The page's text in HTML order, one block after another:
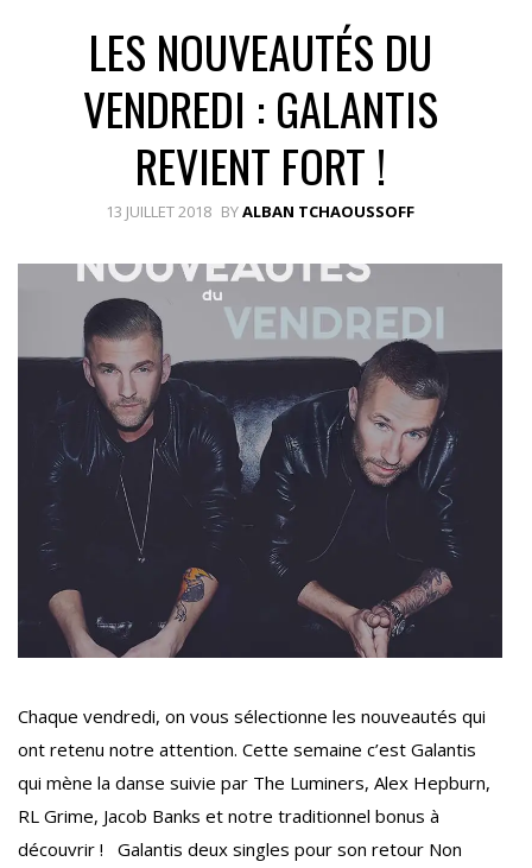
LES NOUVEAUTÉS DU
VENDREDI : GALANTIS
REVIENT FORT !
13 JUILLET 2018 BYALBAN TCHAOUSSOFF
Chaque vendredi, on vous sélectionne les nouveautés qui
ont retenu notre attention. Cette semaine c’est Galantis
qui mène la danse suivie par The Luminers, Alex Hepburn,
RL Grime, Jacob Banks et notre traditionnel bonus à
découvrir ! Galantis deux singles pour son retour Non